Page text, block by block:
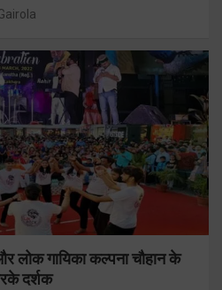
लोक गायिका कल्पना चौहान के
दर्शक